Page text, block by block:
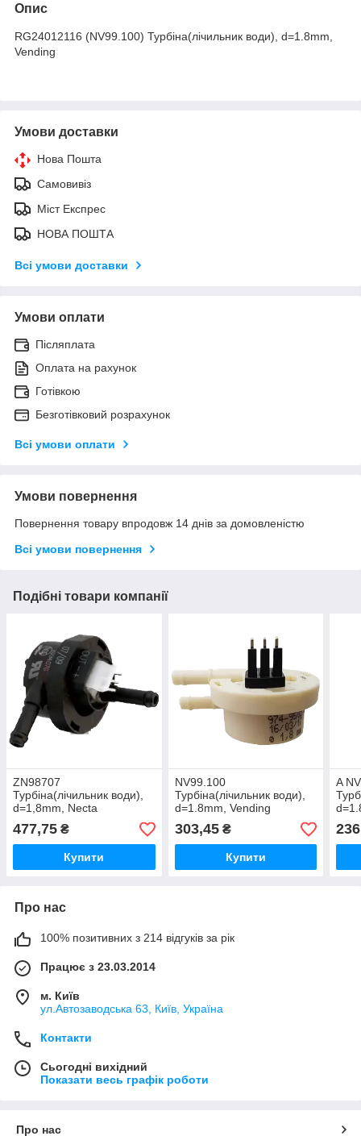
Опис
RG24012116 (NV99.100) Турбіна(лічильник води), d=1.8mm,
Vending
Умови доставки
Нова Пошта
Самовивіз
Міст Експрес
НОВА ПОШТА
Всі умови доставки
Умови оплати
Післяплата
Оплата на рахунок
Готівкою
Безготівковий розрахунок
Всі умови оплати
Умови повернення
Повернення товару впродовж 14 днів за домовленістю
Всі умови повернення
Подібні товари компанії
ZN98707
Турбіна(лічильник води),
d=1,8mm, Necta
477,75 ₴
Купити
NV99.100
Турбіна(лічильник води),
d=1.8mm, Vending
303,45₴
Купити
A
Про нас
100% позитивних з 214 відгуків за рік
Працює з 23.03.2014
м. Київ
ул.Автозаводська 63, Київ, Україна
Контакти
Сьогодні вихідний
Показати весь графік роботи
Про нас